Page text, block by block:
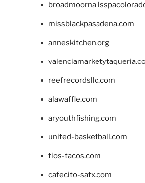
missblackpasadena.com
anneskitchen.org
reefrecordsllc.com
alawaffle.com
aryouthfishing.com
united-basketball.com
tios-tacos.com
cafecito-satx.com